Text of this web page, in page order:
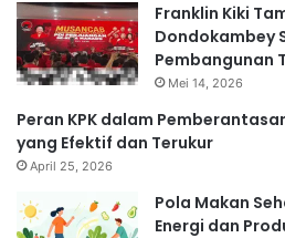
Franklin Kiki
Dondokambey
Pembangunan
Mei 14, 2026
Peran KPK dalam
yang Efektif dan Terukur
April 25, 2026
Pola Makan
Energi dan